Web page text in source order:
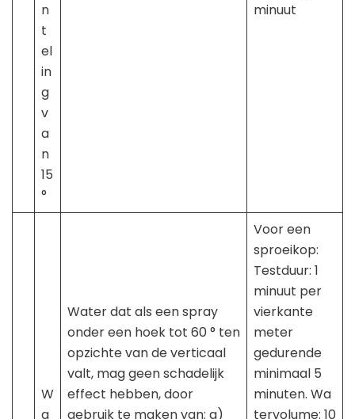
n
t
el
in
g
v
a
n
15
°
minuut
W
a
Water dat als een spray
onder een hoek tot 60 ° ten
opzichte van de verticaal
valt, mag geen schadelijk
effect hebben, door
gebruik te maken van: a)
Voor een
sproeikop:
Testduur: 1
minuut per
vierkante
meter
gedurende
minimaal 5
minuten. Wa
tervolume: 10